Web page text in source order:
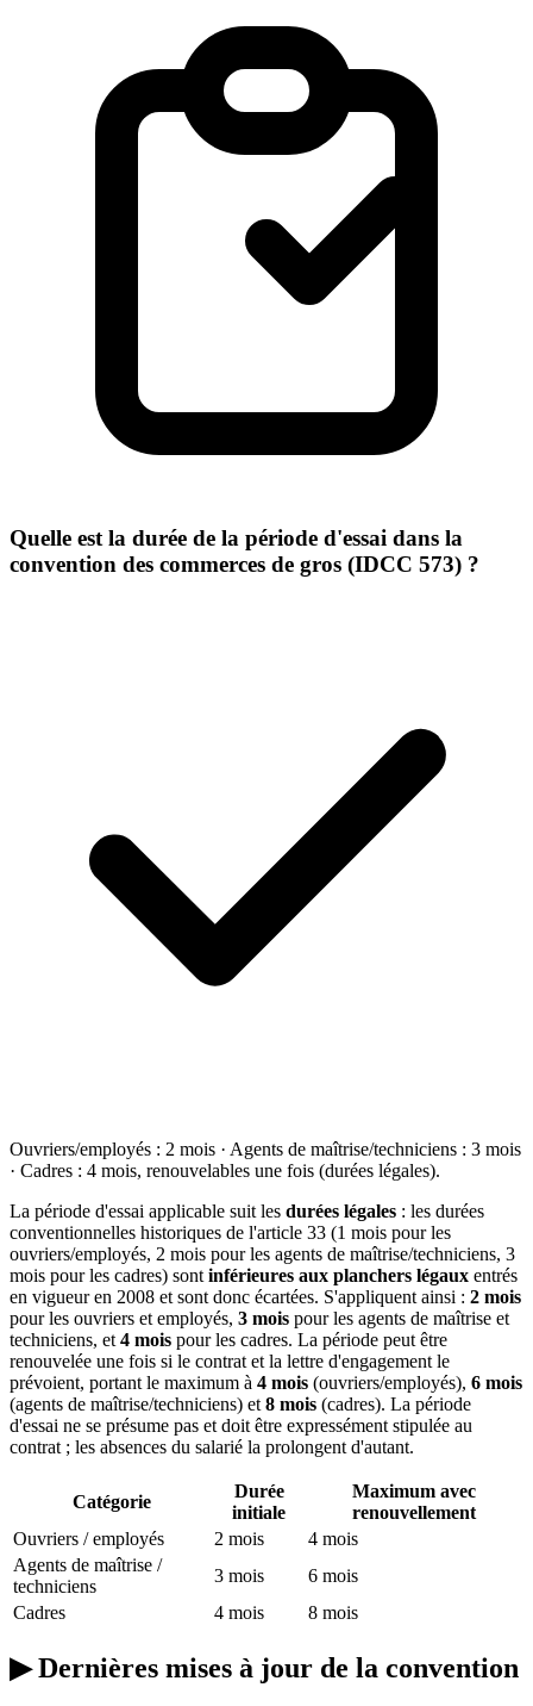
Quelle est la durée de la période d'essai dans la
convention des commerces de gros (IDCC 573) ?
Ouvriers/employés : 2 mois · Agents de maîtrise/techniciens : 3 mois
· Cadres : 4 mois, renouvelables une fois (durées légales).
La période d'essai applicable suit les durées légales : les durées
conventionnelles historiques de l'article 33 (1 mois pour les
ouvriers/employés, 2 mois pour les agents de maîtrise/techniciens, 3
mois pour les cadres) sont inférieures aux planchers légaux entrés
en vigueur en 2008 et sont donc écartées. S'appliquent ainsi : 2 mois
pour les ouvriers et employés, 3 mois pour les agents de maîtrise et
techniciens, et 4 mois pour les cadres. La période peut être
renouvelée une fois si le contrat et la lettre d'engagement le
prévoient, portant le maximum à 4 mois (ouvriers/employés), 6 mois
(agents de maîtrise/techniciens) et 8 mois (cadres). La période
d'essai ne se présume pas et doit être expressément stipulée au
contrat ; les absences du salarié la prolongent d'autant.
Catégorie
Durée
initiale
Maximum avec
renouvellement
Ouvriers / employés
2 mois
4 mois
Agents de maîtrise /
techniciens
3 mois
6 mois
Cadres
4 mois 8 mois
▶Dernières mises à jour de la convention